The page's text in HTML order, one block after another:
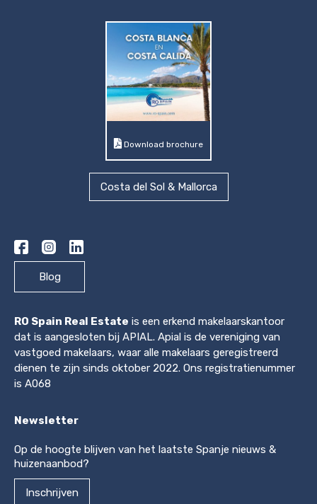
Download brochure
Costa del Sol & Mallorca
Blog
RO Spain Real Estate is een erkend makelaarskantoor
dat is aangesloten bij APIAL. Apial is de vereniging van
vastgoed makelaars, waar alle makelaars geregistreerd
dienen te zijn sinds oktober 2022. Ons registratienummer
is A068
Newsletter
Op de hoogte blijven van het laatste Spanje nieuws &
huizenaanbod?
Inschrijven